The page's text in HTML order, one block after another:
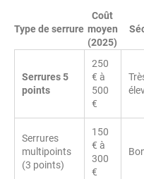
Type de serrure
Coût
moyen
(2025)
Serrures 5
points
250
€ à
500
€
Serrures
multipoints
(3 points)
150
€ à
300
€